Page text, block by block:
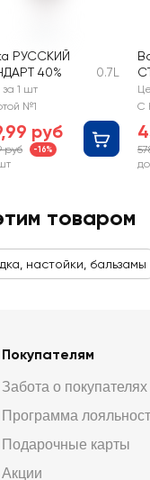
РУССКИЙ
40%
0.7L
1 шт
№1
руб
руб -16%
С
товаром
настойки, бальзамы
Покупателям
Забота о покупателях
Программа
Подарочные карты
Акции